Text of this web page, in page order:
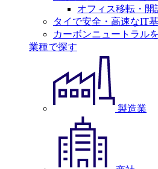
オフィス移転・開
タイで安全・高速なIT
カーボンニュートラル
業種で探す
製造業